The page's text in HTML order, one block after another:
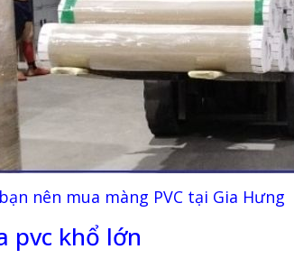
nên mua màng PVC tại Gia Hưng
pvc khổ lớn